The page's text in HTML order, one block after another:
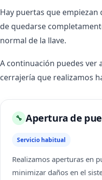
Hay puertas que
de quedarse
normal de la llave.
A continuación puedes ver
cerrajería que realizamos
🔧 Apertura de
Servicio habitual
Realizamos aperturas en
minimizar daños en el